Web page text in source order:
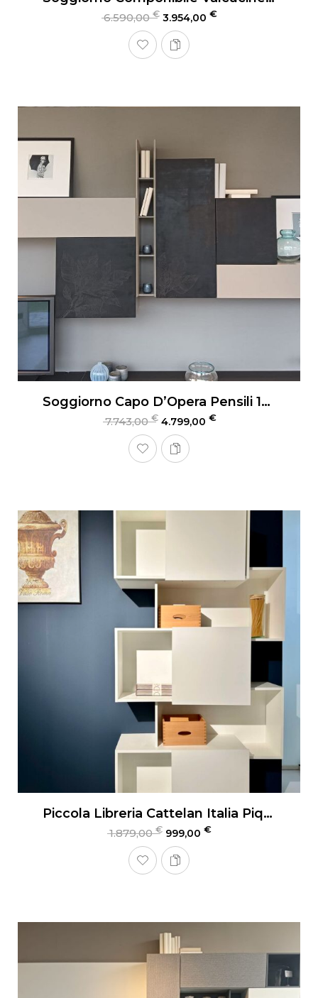
6.590,00€ 3.954,00 €
Soggiorno Capo D’Opera Pensili 135
7.743,00€ 4.799,00 €
Piccola Libreria Cattelan Italia Piquant
1.879,00€ 999,00 €